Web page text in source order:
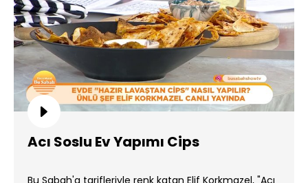
Acı Soslu Ev Yapımı Cips
Bu Sabah'a tarifleriyle renk katan Elif Korkmazel, "Acı